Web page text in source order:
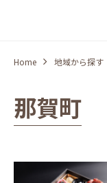
Home 地域から探す
那賀町